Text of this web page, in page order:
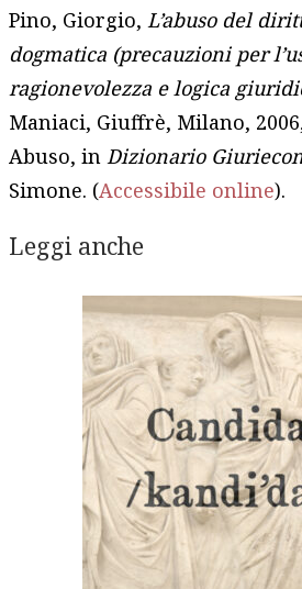
Pino, Giorgio, L’abuso del
dogmatica (precauzioni per
ragionevolezza e logica
Maniaci, Giuffrè, Milano,
Abuso, in Dizionario
Simone. (Accessibile online).
Leggi anche